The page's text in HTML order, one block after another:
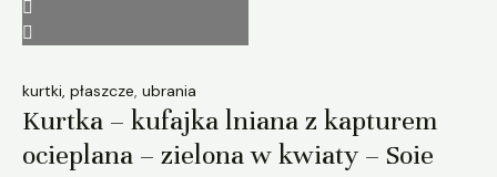
kurtki, płaszcze, ubrania
Kurtka – kufajka lniana z kapturem
ocieplana – zielona w kwiaty – Soie